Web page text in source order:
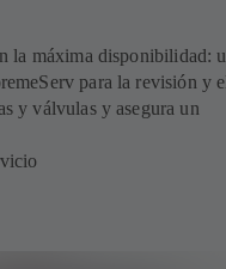
la máxima disponibilidad:
para la revisión y
y válvulas y asegura un